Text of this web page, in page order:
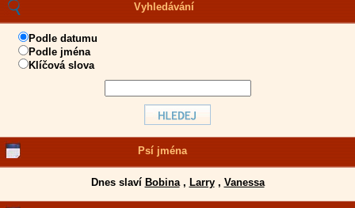
Vyhledávání
Podle datumu
Podle jména
Klíčová slova
Psí jména
Dnes slaví Bobina, Larry, Vanessa